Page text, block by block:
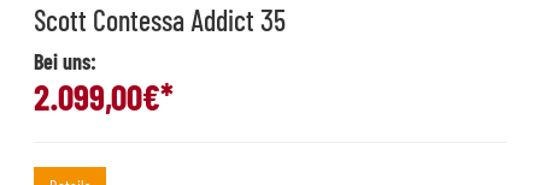
Scott Contessa Addict 35
Bei uns:
2.099,00€*